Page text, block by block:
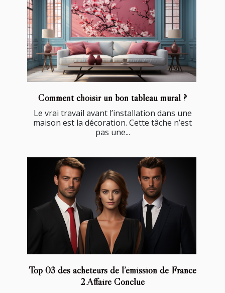
Comment choisir un bon tableau mural ?
Le vrai travail avant l’installation dans une
maison est la décoration. Cette tâche n’est
pas une...
Top 03 des acheteurs de l’émission de France
2 Affaire Conclue